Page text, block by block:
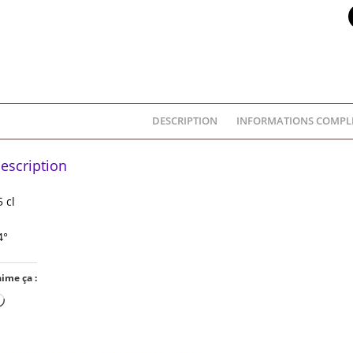
DESCRIPTION INFORMATIONS
cl
ça :
Chargement…